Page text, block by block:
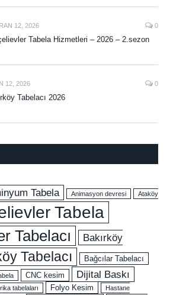
12, 2026 0
Tabela Hizmetleri – 2026 – 2.sezon
12, 2026 0
Tabelacı 2026
Tabela Animasyon devresi Ataköy
Tabela
Tabelacı
Bakırköy
Tabelacı Bağcılar Tabelacı
CNC kesim Dijital Baskı
tabelaları Folyo Kesim Hastane